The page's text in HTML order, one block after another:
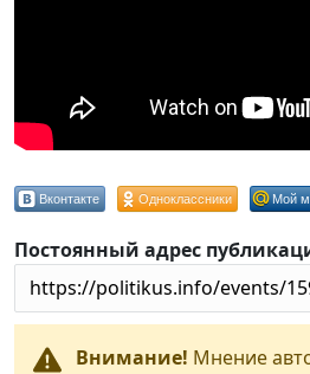
Вконтакте Одноклассники Мой
Постоянный адрес
Внимание! Мнение